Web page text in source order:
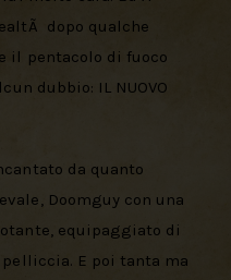
dopo qualche
il pentacolo di fuoco
dubbio: IL NUOVO
da quanto
Doomguy con una
equipaggiato di
E poi tanta ma